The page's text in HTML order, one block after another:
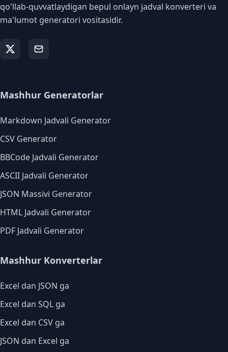
qo'llab-quvvatlaydigan bepul onlayn jadval konverteri va
ma'lumot generatori vositasidir.
Mashhur Generatorlar
Markdown Jadvali Generator
CSV Generator
BBCode Jadvali Generator
ASCII Jadvali Generator
JSON Massivi Generator
HTML Jadvali Generator
PDF Jadvali Generator
Mashhur Konverterlar
Excel dan JSON ga
Excel dan SQL ga
Excel dan CSV ga
JSON dan Excel ga